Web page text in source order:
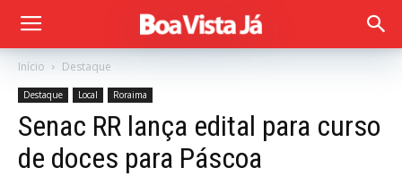
Início Destaque
Destaque Local Roraima
Senac RR lança edital para curso
de doces para Páscoa